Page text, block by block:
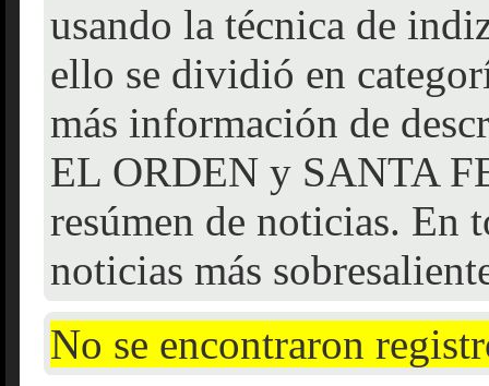
usando la técnica de
ello se dividió en
más información de
EL ORDEN y SANTA
resúmen de noticias. En
noticias más
No se encontraron